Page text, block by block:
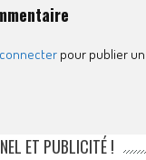
pour publier
ET PUBLICITÉ !